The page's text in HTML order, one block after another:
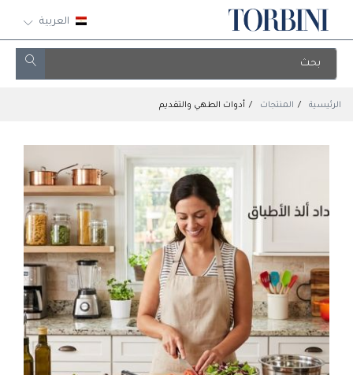
العربية
الرئيسية المنتجات أدوات الطهي والتقديم